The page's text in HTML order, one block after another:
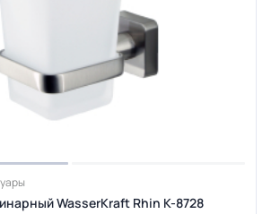
WasserKraft Rhin K-8728